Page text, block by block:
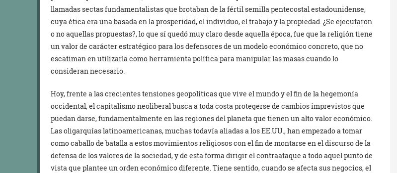
llamadas sectas fundamentalistas que brotaban de la fértil semilla pentecostal estadounidense,
cuya ética era una basada en la prosperidad, el individuo, el trabajo y la propiedad. ¿Se ejecutaron
o no aquellas propuestas?, lo que sí quedó muy claro desde aquella época, fue que la religión tiene
un valor de carácter estratégico para los defensores de un modelo económico concreto, que no
escatiman en utilizarla como herramienta política para manipular las masas cuando lo
consideran necesario.
Hoy, frente a las crecientes tensiones geopolíticas que vive el mundo y el fin de la hegemonía
occidental, el capitalismo neoliberal busca a toda costa protegerse de cambios imprevistos que
puedan darse, fundamentalmente en las regiones del planeta que tienen un alto valor económico.
Las oligarquías latinoamericanas, muchas todavía aliadas a los EE.UU., han empezado a tomar
como caballo de batalla a estos movimientos religiosos con el fin de montarse en el discurso de la
defensa de los valores de la sociedad, y de esta forma dirigir el contraataque a todo aquel punto de
vista que plantee un orden económico diferente. Tiene sentido, cuando se afecta sus negocios, el